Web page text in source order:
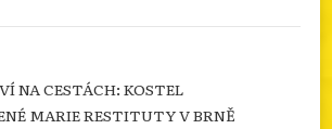
NA CESTÁCH: KOSTEL
MARIE RESTITUTY V BRNĚ